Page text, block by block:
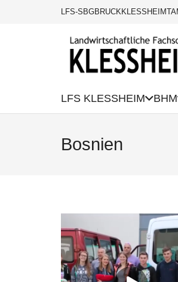
LFS-SBGBRUCKKLESSHEIM
LFS KLESSHEIM BHM
Bosnien